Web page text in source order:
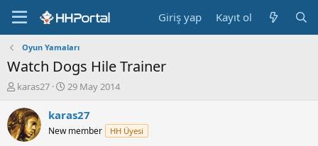
Giriş yap Kayıt ol
Oyun Yamaları
Watch Dogs Hile Trainer
K
n
b
u
karas27
B
ş
a
29 May 2014
karas27
New member HH Üyesi